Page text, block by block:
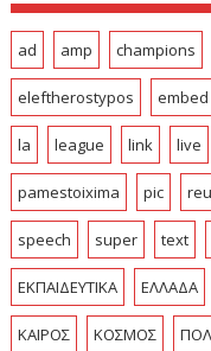
ad amp champions
eleftherostypos embed
la league link live
pamestoixima pic
speech super text
ΕΚΠΑΙΔΕΥΤΙΚΑ ΕΛΛΑΔΑ
ΚΑΙΡΟΣ ΚΟΣΜΟΣ